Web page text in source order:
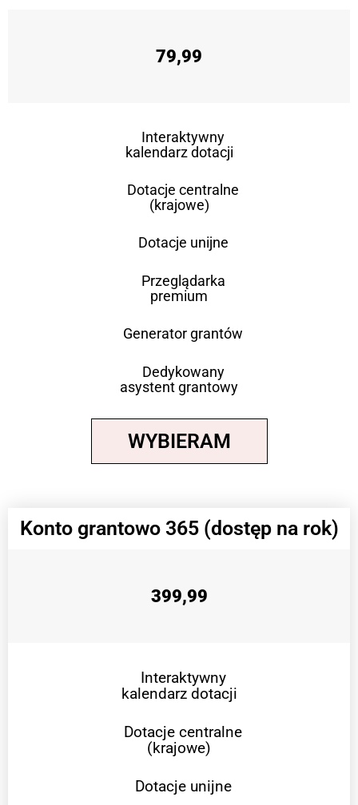
79,99
Interaktywny
kalendarz dotacji
Dotacje centralne
(krajowe)
Dotacje unijne
Przeglądarka
premium
Generator grantów
Dedykowany
asystent grantowy
WYBIERAM
Konto grantowo 365 (dostęp na rok)
399,99
Interaktywny
kalendarz dotacji
Dotacje centralne
(krajowe)
Dotacje unijne